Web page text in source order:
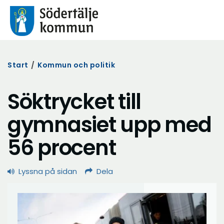
Start / Kommun och politik
Söktrycket till
gymnasiet upp med
56 procent
Lyssna på sidan Dela